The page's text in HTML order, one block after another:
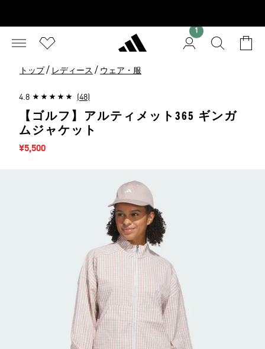
1
トップ / レディース / ウェア・服
4.8 (48)
【ゴルフ】アルティメット365 ギンガ
ムジャケット
セール価格
¥5,500